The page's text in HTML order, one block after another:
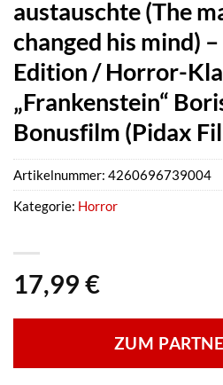
austauschte (The
changed his mind)
Edition / Horror-
„Frankenstein“
Bonusfilm (Pidax
17,99 €
ZUM
Artikelnummer: 4260696739004
Kategorie: Horror